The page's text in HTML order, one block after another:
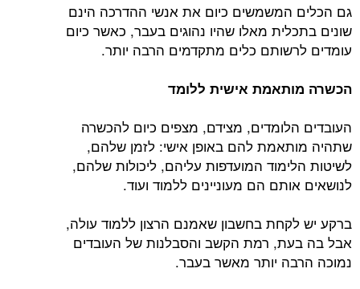
גם הכלים המשמשים כיום את אנשי ההדרכה הינם
שונים בתכלית מאלו שהיו נהוגים בעבר, כאשר כיום
עומדים לרשותם כלים מתקדמים הרבה יותר.
הכשרה מותאמת אישית ללומד
העובדים הלומדים, מצידם, מצפים כיום להכשרה
שתהיה מותאמת להם באופן אישי: לזמן שלהם,
לשיטות הלימוד המועדפות עליהם, ליכולות שלהם,
לנושאים אותם הם מעוניינים ללמוד ועוד.
ברקע יש לקחת בחשבון שאמנם הרצון ללמוד עולה,
אבל בה בעת, רמת הקשב והסבלנות של העובדים
נמוכה הרבה יותר מאשר בעבר.